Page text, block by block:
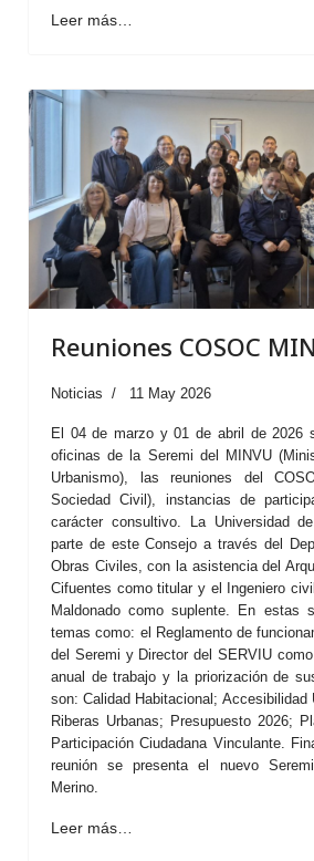
Leer más…
Reuniones COSOC
Noticias 11 May 2026
El 04 de marzo y 01 de abril de 2026
oficinas de la Seremi del MINVU
Urbanismo), las reuniones del
Sociedad Civil), instancias de
carácter consultivo. La Universidad
parte de este Consejo a través del
Obras Civiles, con la asistencia del
Cifuentes como titular y el Ingeniero
Maldonado como suplente. En estas
temas como: el Reglamento de
del Seremi y Director del SERVIU
anual de trabajo y la priorización de
son: Calidad Habitacional;
Riberas Urbanas; Presupuesto 2026;
Participación Ciudadana Vinculante.
reunión se presenta el nuevo
Merino.
Leer más…